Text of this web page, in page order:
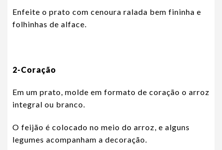
Enfeite o prato com cenoura ralada bem fininha e
folhinhas de alface.
2-Coração
Em um prato, molde em formato de coração o arroz
integral ou branco.
O feijão é colocado no meio do arroz, e alguns
legumes acompanham a decoração.